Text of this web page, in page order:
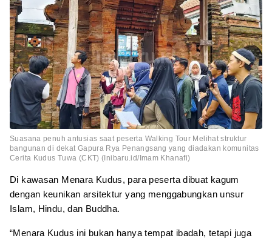
Suasana penuh antusias saat peserta Walking Tour Melihat struktur
bangunan di dekat Gapura Rya Penangsang yang diadakan komunitas
Cerita Kudus Tuwa (CKT) (Inibaru.id/Imam Khanafi)
Di kawasan Menara Kudus, para peserta dibuat kagum
dengan keunikan arsitektur yang menggabungkan unsur
Islam, Hindu, dan Buddha.
“Menara Kudus ini bukan hanya tempat ibadah, tetapi juga